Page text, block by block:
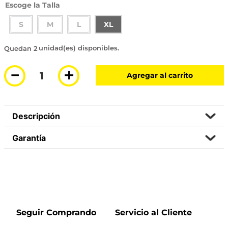
Talla
S M L XL
2 disponibles
＋
－ Agregar al carrito
Descripción
Garantía
Seguir Comprando Servicio al Cliente